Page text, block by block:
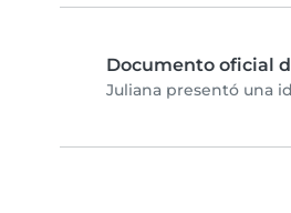
Documento oficial
Juliana presentó una